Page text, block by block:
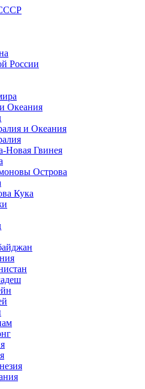
России
Океания
и Океания
Новая Гвинея
Острова
Кука